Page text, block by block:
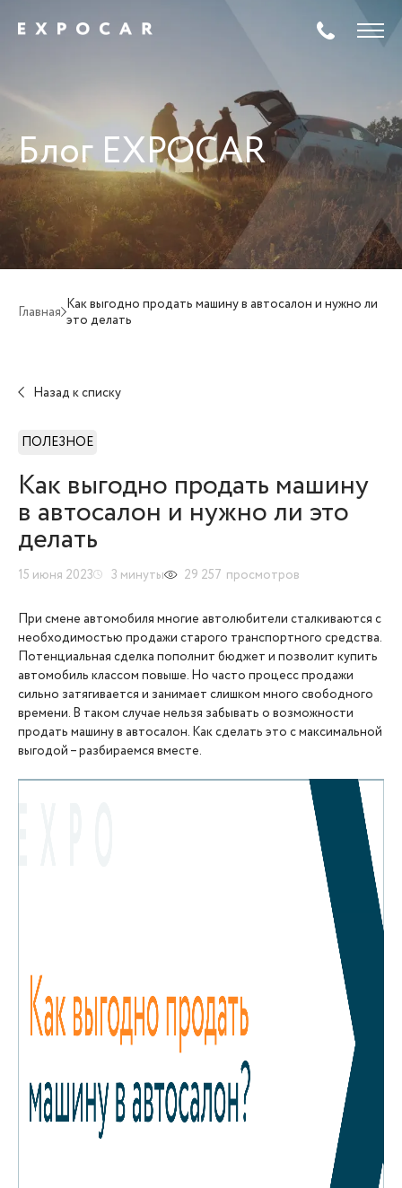
Блог EXPOCAR
Главная Как выгодно продать машину в автосалон и нужно ли
это делать
Назад к списку
ПОЛЕЗНОЕ
Как выгодно продать машину
в автосалон и нужно ли это
делать
15 июня 2023 3 минуты 29 257 просмотров
При смене автомобиля многие автолюбители сталкиваются с
необходимостью продажи старого транспортного средства.
Потенциальная сделка пополнит бюджет и позволит купить
автомобиль классом повыше. Но часто процесс продажи
сильно затягивается и занимает слишком много свободного
времени. В таком случае нельзя забывать о возможности
продать машину в автосалон. Как сделать это с максимальной
выгодой – разбираемся вместе.